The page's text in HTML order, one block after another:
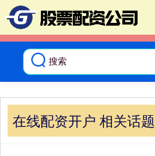
在线配资开户 相关话题